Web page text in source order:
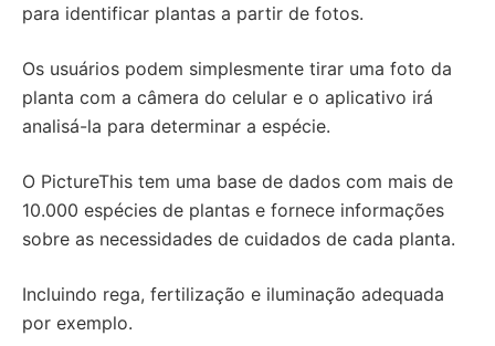
para identificar plantas a partir de fotos.
Os usuários podem simplesmente tirar uma foto da
planta com a câmera do celular e o aplicativo irá
analisá-la para determinar a espécie.
O PictureThis tem uma base de dados com mais de
10.000 espécies de plantas e fornece informações
sobre as necessidades de cuidados de cada planta.
Incluindo rega, fertilização e iluminação adequada
por exemplo.